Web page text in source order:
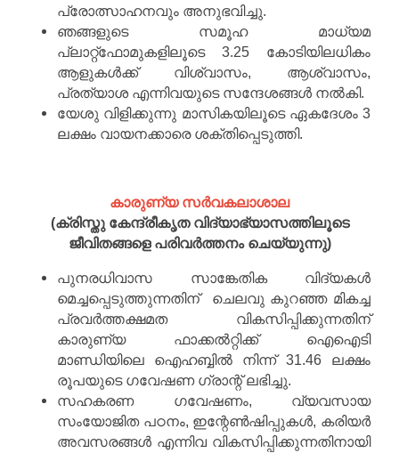
പ്രോത്സാഹനവും അനുഭവിച്ചു.
ഞങ്ങളുടെ സമൂഹ മാധ്യമ
പ്ലാറ്റ്ഫോമുകളിലൂടെ 3.25 കോടിയിലധികം
ആളുകൾക്ക് വിശ്വാസം, ആശ്വാസം,
പ്രത്യാശ എന്നിവയുടെ സന്ദേശങ്ങൾ നൽകി.
യേശു വിളിക്കുന്നു മാസികയിലൂടെ ഏകദേശം 3
ലക്ഷം വായനക്കാരെ ശക്തിപ്പെടുത്തി.
കാരുണ്യ സർവകലാശാല
(ക്രിസ്തു കേന്ദ്രീകൃത വിദ്യാഭ്യാസത്തിലൂടെ
ജീവിതങ്ങളെ പരിവർത്തനം ചെയ്യുന്നു)
പുനരധിവാസ സാങ്കേതിക വിദ്യകൾ
മെച്ചപ്പെടുത്തുന്നതിന് ചെലവു കുറഞ്ഞ മികച്ച
പ്രവർത്തക്ഷമത വികസിപ്പിക്കുന്നതിന്
കാരുണ്യ ഫാക്കൽറ്റിക്ക് ഐഐടി
മാണ്ഡിയിലെ ഐഹബ്ബിൽ നിന്ന് 31.46 ലക്ഷം
രൂപയുടെ ഗവേഷണ ഗ്രാന്റ് ലഭിച്ചു.
സഹകരണ ഗവേഷണം, വ്യവസായ
സംയോജിത പഠനം, ഇന്റേൺഷിപ്പുകൾ, കരിയർ
അവസരങ്ങൾ എന്നിവ വികസിപ്പിക്കുന്നതിനായി